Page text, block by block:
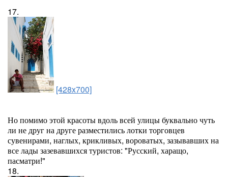
17.
[428x700]
Но помимо этой красоты вдоль всей улицы буквально чуть
ли не друг на друге разместились лотки торговцев
сувенирами, наглых, крикливых, вороватых, зазывавших на
все лады зазевавшихся туристов: "Русский, харащо,
пасматри!"
18.